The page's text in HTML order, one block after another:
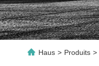
Haus > Produits >